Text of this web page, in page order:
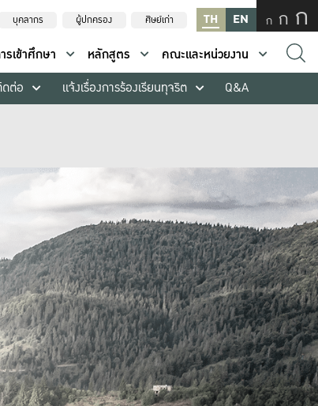
บุคลากร ผู้ปกครอง ศิษย์เก่า TH EN ก ก ก
รเข้าศึกษา หลักสูตร
คณะและหน่วยงาน
ต่อ แจ้งเรื่องการร้องเรียนทุจริต Q&A